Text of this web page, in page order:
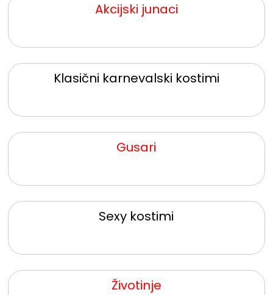
Akcijski junaci
Klasični karnevalski kostimi
Gusari
Sexy kostimi
Životinje